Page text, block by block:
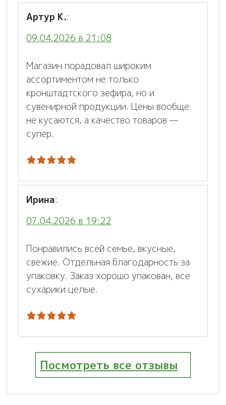
Артур К.:
09.04.2026 в 21:08
Магазин порадовал широким
ассортиментом не только
кронштадтского зефира, но и
сувенирной продукции. Цены вообще
не кусаются, а качество товаров —
супер.
Ирина:
07.04.2026 в 19:22
Понравились всей семье, вкусные,
свежие. Отдельная благодарность за
упаковку. Заказ хорошо упакован, все
сухарики целые.
Посмотреть все отзывы